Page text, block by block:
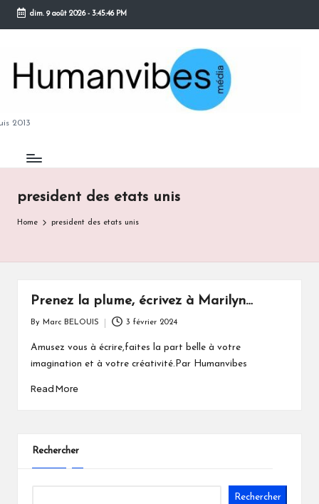
Skip
content
dim. 9 août 2026- 3:45:47 PM
2013
president des etats unis
Home president des etats unis
Prenez la plume, écrivez à Marilyn…
by
By Marc BELOUIS 3 février 2024
Amusez vous à écrire,faites la part belle à votre
imagination et à votre créativité.Par Humanvibes
Read More
Rechercher
Rechercher